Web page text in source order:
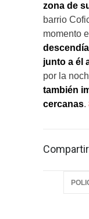
zona de
barrio
momento
junto a él
por la
también
cercanas.